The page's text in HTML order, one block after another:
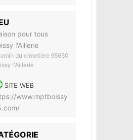
pour tous
l'Aillerie
du cimetière 95650
l'Aillerie
SITE WEB
www.mptboissy